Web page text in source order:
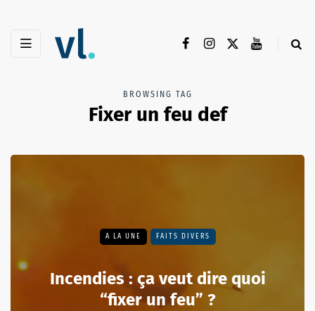
BROWSING TAG
Fixer un feu def
A LA UNE FAITS DIVERS
Incendies : ça veut dire quoi
“fixer un feu” ?